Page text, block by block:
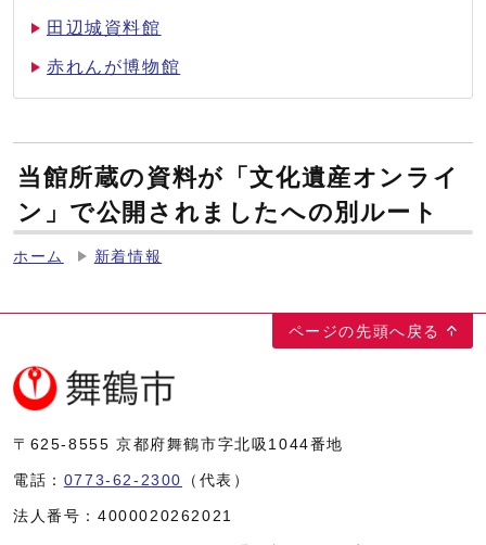
田辺城資料館
赤れんが博物館
当館所蔵の資料が「文化遺産オンライ
ン」で公開されましたへの別ルート
ホーム 新着情報
ページの先頭へ戻る
〒625-8555 京都府舞鶴市字北吸1044番地
電話： 0773-62-2300 （代表）
法人番号： 4000020262021